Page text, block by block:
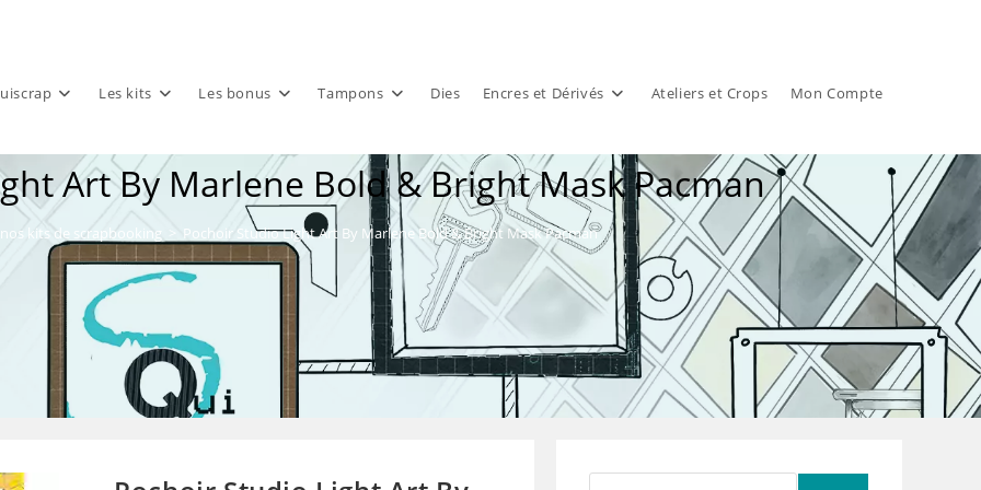
Les kits Les bonus Tampons Dies Encres et Dérivés Ateliers et Crops Mon Compte
Art By Marlene Bold & Bright Mask Pacman
kits de scrapbooking > Pochoir Studio Light Art By Marlene Bold & Bright Mask Pacman